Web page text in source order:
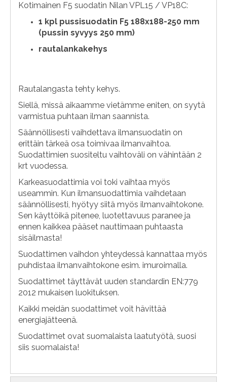
Kotimainen F5 suodatin Nilan VPL15 / VP18C:
1 kpl pussisuodatin F5 188x188-250 mm
(pussin syvyys 250 mm)
rautalankakehys
Rautalangasta tehty kehys.
Siellä, missä aikaamme vietämme eniten, on syytä
varmistua puhtaan ilman saannista.
Säännöllisesti vaihdettava ilmansuodatin on
erittäin tärkeä osa toimivaa ilmanvaihtoa.
Suodattimien suositeltu vaihtoväli on vähintään 2
krt vuodessa.
Karkeasuodattimia voi toki vaihtaa myös
useammin. Kun ilmansuodattimia vaihdetaan
säännöllisesti, hyötyy siitä myös ilmanvaihtokone.
Sen käyttöikä pitenee, luotettavuus paranee ja
ennen kaikkea pääset nauttimaan puhtaasta
sisäilmasta!
Suodattimen vaihdon yhteydessä kannattaa myös
puhdistaa ilmanvaihtokone esim. imuroimalla.
Suodattimet täyttävät uuden standardin EN:779
2012 mukaisen luokituksen.
Kaikki meidän suodattimet voit hävittää
energiajätteenä.
Suodattimet ovat suomalaista laatutyötä, suosi
siis suomalaista!